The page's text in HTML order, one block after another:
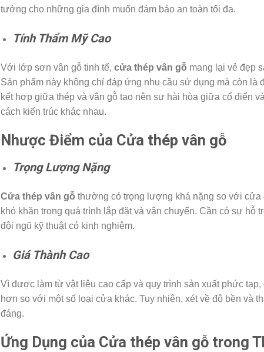
tưởng cho những gia đình muốn đảm bảo an toàn tối đa.
Tính Thẩm Mỹ Cao
Với lớp sơn vân gỗ tinh tế, cửa thép vân gỗ mang lại vẻ đẹp
Sản phẩm này không chỉ đáp ứng nhu cầu sử dụng mà còn là
kết hợp giữa thép và vân gỗ tạo nên sự hài hòa giữa cổ điển
cách kiến trúc khác nhau.
Nhược Điểm của Cửa thép vân gỗ
Trọng Lượng Nặng
Cửa thép vân gỗ thường có trọng lượng khá nặng so với cửa
khó khăn trong quá trình lắp đặt và vận chuyển. Cần có sự hỗ
đội ngũ kỹ thuật có kinh nghiệm.
Giá Thành Cao
Vì được làm từ vật liệu cao cấp và quy trình sản xuất phức tạp,
hơn so với một số loại cửa khác. Tuy nhiên, xét về độ bền và
đáng.
Ứng Dụng của Cửa thép vân gỗ trong